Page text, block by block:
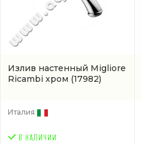
Излив настенный Migliore
Ricambi хром (17982)
Италия